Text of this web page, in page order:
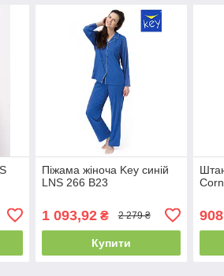
Піжама жіноча Key синій
LNS 266 B23
1 093,92₴ 2 279 ₴
Купити